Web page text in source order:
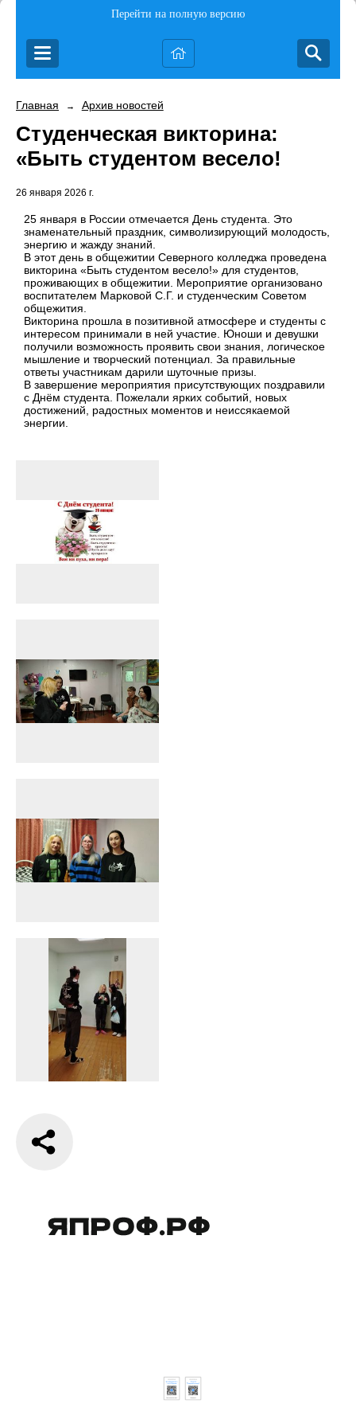
Перейти на полную версию
Главная → Архив новостей
Студенческая викторина:
«Быть студентом весело!
26 января 2026 г.
25 января в России отмечается День студента. Это
знаменательный праздник, символизирующий молодость,
энергию и жажду знаний.
В этот день в общежитии Северного колледжа проведена
викторина «Быть студентом весело!» для студентов,
проживающих в общежитии. Мероприятие организовано
воспитателем Марковой С.Г. и студенческим Советом
общежития.
Викторина прошла в позитивной атмосфере и студенты с
интересом принимали в ней участие. Юноши и девушки
получили возможность проявить свои знания, логическое
мышление и творческий потенциал. За правильные
ответы участникам дарили шуточные призы.
В завершение мероприятия присутствующих поздравили
с Днём студента. Пожелали ярких событий, новых
достижений, радостных моментов и неиссякаемой
энергии.